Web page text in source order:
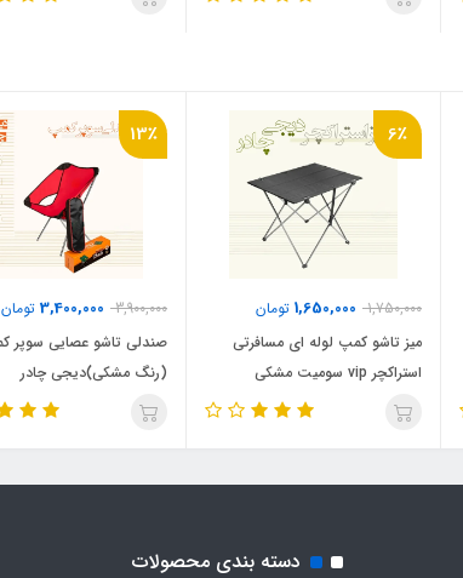
6٪
1,750,000
1,650,000 تومان
میز تاشو کمپ لوله ای مسافرتی
استراکچر vip سومیت مشکی
13٪
3,900,000
3,400,000 تومان
(رنگ مشکی)دیجی چادر
دسته بندی محصولات